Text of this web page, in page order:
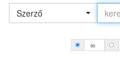
Szerző
és